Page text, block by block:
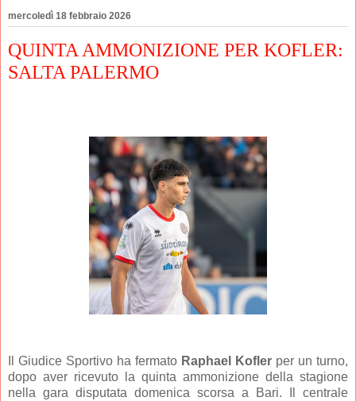
mercoledì 18 febbraio 2026
QUINTA AMMONIZIONE PER KOFLER:
SALTA PALERMO
Il Giudice Sportivo ha fermato Raphael Kofler per un turno,
dopo aver ricevuto la quinta ammonizione della stagione
nella gara disputata domenica scorsa a Bari. Il centrale